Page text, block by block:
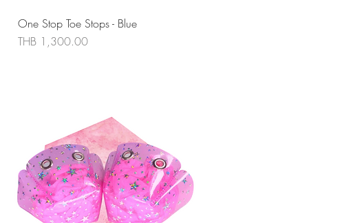
ดูข้อมูลด่วน
One Stop Toe Stops - Blue
ราคา
THB 1,300.00